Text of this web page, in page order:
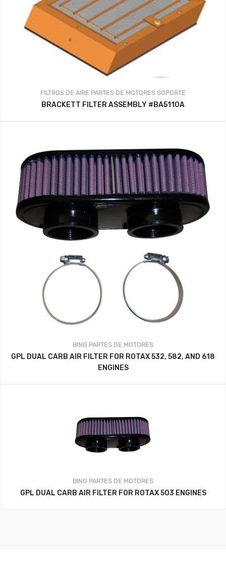
FILTROS DE AIRE PARTES DE MOTORES SOPORTE
BRACKETT FILTER ASSEMBLY #BA5110A
BING PARTES DE MOTORES
GPL DUAL CARB AIR FILTER FOR ROTAX 532, 582, AND 618
ENGINES
BING PARTES DE MOTORES
GPL DUAL CARB AIR FILTER FOR ROTAX 503 ENGINES